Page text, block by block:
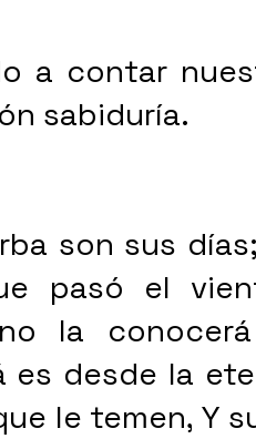
a contar
sabiduría.
son sus
pasó el
la
es desde la
le temen, Y